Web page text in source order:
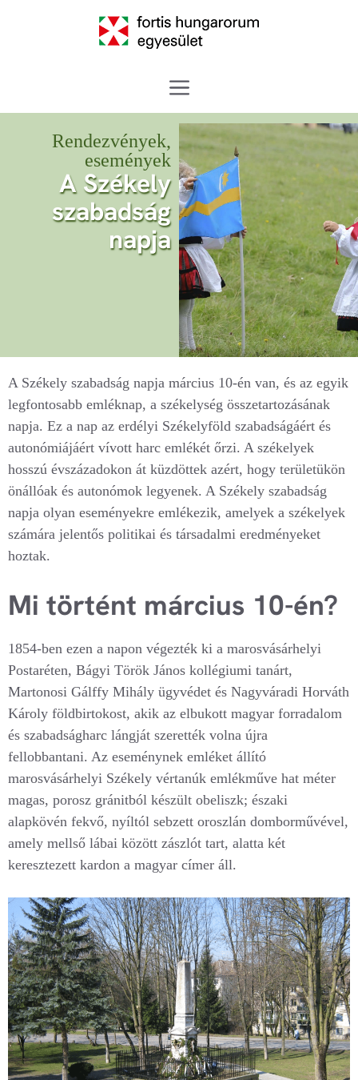
Rendezvények,
események
A Székely
szabadság
napja
A Székely szabadság napja március 10-én van, és az egyik
legfontosabb emléknap, a székelység összetartozásának
napja. Ez a nap az erdélyi Székelyföld szabadságáért és
autonómiájáért vívott harc emlékét őrzi. A székelyek
hosszú évszázadokon át küzdöttek azért, hogy területükön
önállóak és autonómok legyenek. A Székely szabadság
napja olyan eseményekre emlékezik, amelyek a székelyek
számára jelentős politikai és társadalmi eredményeket
hoztak.
Mi történt március 10-én?
1854-ben ezen a napon végezték ki a marosvásárhelyi
Postaréten, Bágyi Török János kollégiumi tanárt,
Martonosi Gálffy Mihály ügyvédet és Nagyváradi Horváth
Károly földbirtokost, akik az elbukott magyar forradalom
és szabadságharc lángját szerették volna újra
fellobbantani. Az eseménynek emléket állító
marosvásárhelyi Székely vértanúk emlékműve hat méter
magas, porosz gránitból készült obeliszk; északi
alapkövén fekvő, nyíltól sebzett oroszlán domborművével,
amely mellső lábai között zászlót tart, alatta két
keresztezett kardon a magyar címer áll.